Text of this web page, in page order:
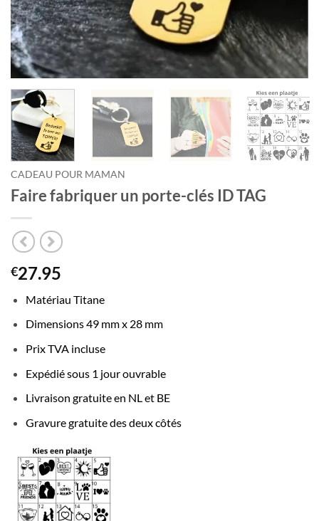
CADEAU POUR MAMAN
Faire fabriquer un porte-clés ID TAG
€27.95
Matériau Titane
Dimensions 49 mm x 28 mm
Prix TVA incluse
Expédié sous 1 jour ouvrable
Livraison gratuite en NL et BE
Gravure gratuite des deux côtés